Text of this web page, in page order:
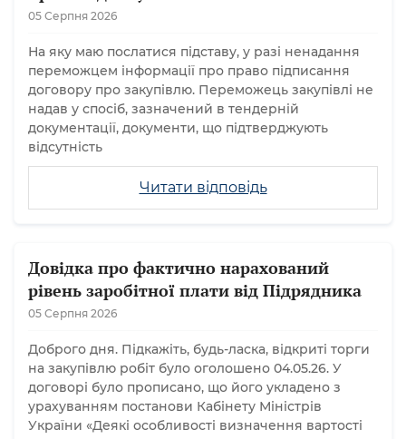
05 Серпня 2026
Читати відповідь
На яку маю послатися підставу, у разі ненадання
переможцем інформації про право підписання
договору про закупівлю. Переможець закупівлі не
надав у спосіб, зазначений в тендерній
документації, документи, що підтверджують
відсутність
Довідка про фактично нарахований
рівень заробітної плати від Підрядника
05 Серпня 2026
Доброго дня. Підкажіть, будь-ласка, відкриті торги
на закупівлю робіт було оголошено 04.05.26. У
договорі було прописано, що його укладено з
урахуванням постанови Кабінету Міністрів
України «Деякі особливості визначення вартості